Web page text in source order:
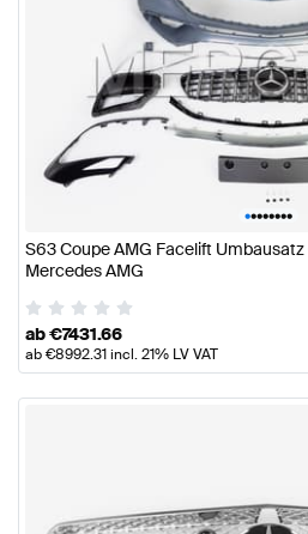
••••••••
S63 Coupe AMG Facelift Umbausatz
Mercedes AMG
ab€7431.66
ab€8992.31incl. 21% LV VAT